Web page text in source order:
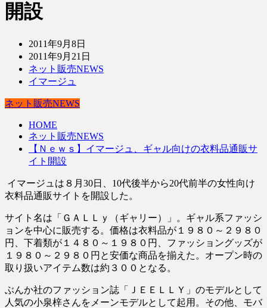
開設
2011年9月8日
2011年9月21日
ネット販売NEWS
イマージュ
ネット販売NEWS
HOME
ネット販売NEWS
【Ｎｅｗｓ】イマージュ、ギャル向けの衣料品通販サ
イト開設
イマージュは８月30日、10代後半から20代前半の女性向け
衣料品通販サイトを開設した。
サイト名は「ＧＡＬＬｙ（ギャリー）」。ギャル系ファッシ
ョンを中心に販売する。価格は衣料品が１９８０～２９８０
円、下着類が１４８０～１９８０円、ファッショングッズが
１９８０～２９８０円と安価な商品を揃えた。オープン時の
取り扱いアイテム数は約３００となる。
ぶんか社のファッション誌「ＪＥＥＬＬＹ」のモデルとして
人気の小泉梓さんをメーンモデルとして起用。その他、モバ